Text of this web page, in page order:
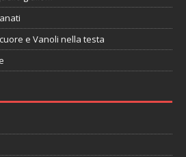
e Vanoli nella testa